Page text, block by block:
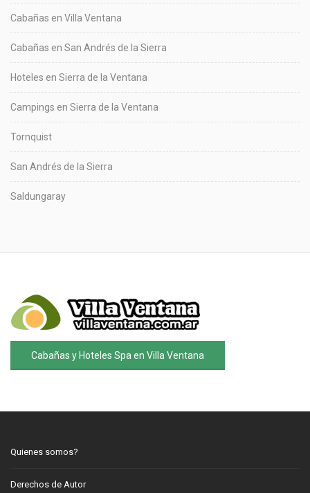
Cabañas en Villa Ventana
Cabañas en San Andrés de la Sierra
Hoteles en Sierra de la Ventana
Campings en Sierra de la Ventana
Tornquist
San Andrés de la Sierra
Saldungaray
Cabañas y Hoteles Spa en Villa Ventana
Quienes somos?
Derechos de Autor